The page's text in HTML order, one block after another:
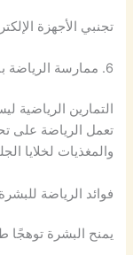
تجنبي الأجهزة
6. ممارسة الرياضة بانتظام: تنشيط الدورة الدموية
التمارين
تعمل الرياضة على
والمغذيات لخلايا
فوائد الرياضة
يمنح البشرة توهجًا